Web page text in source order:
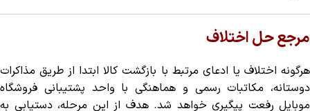
مرجع حل اختلاف
هرگونه اختلاف یا ادعای مرتبط با بازگشت کالا ابتدا از طریق مذاکرات
دوستانه، مکاتبات رسمی و هماهنگی با واحد پشتیبانی فروشگاه
موبایل رفعت پیگیری خواهد شد. هدف از این مرحله، دستیابی به